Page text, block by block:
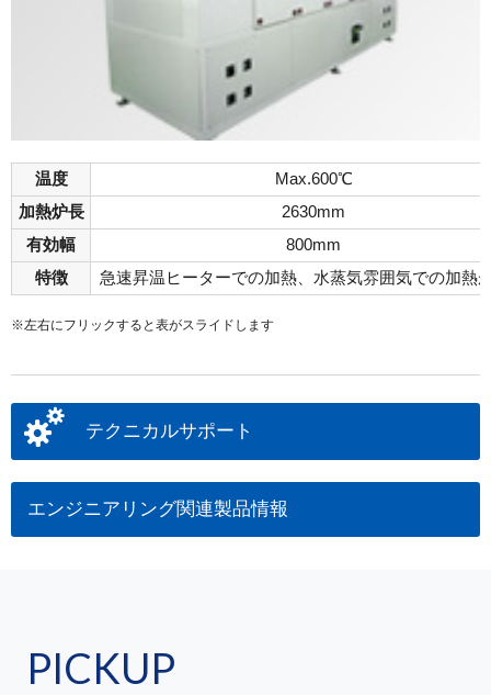
温度
Max.600℃
加熱炉長
2630mm
有効幅
800mm
特徴
急速昇温ヒーターでの加熱、水蒸気雰囲気での加熱
※左右にフリックすると表がスライドします
テクニカルサポート
エンジニアリング関連製品情報
PICKUP